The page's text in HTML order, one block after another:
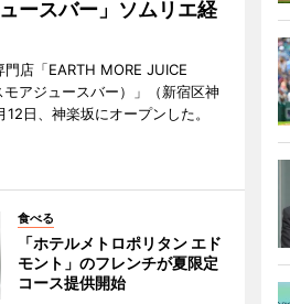
ースバー」ソムリエ経
門店「EARTH MORE JUICE
モアジュースバー）」（新宿区神
日、神楽坂にオープンした。
食べる
「ホテルメトロポリタン エド
モント」のフレンチが夏限定
コース提供開始